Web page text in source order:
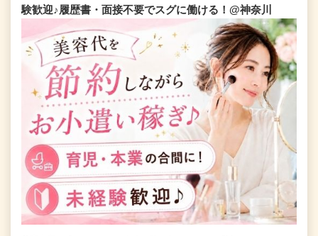
験歓迎♪履歴書・面接不要でスグに働ける！@神奈川